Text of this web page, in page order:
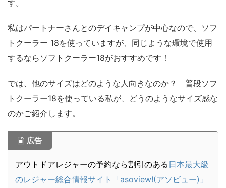
す。
私はパートナーさんとのデイキャンプが中心なので、ソフ
トクーラー 18を使っていますが、同じような環境で使用
するならソフトクーラー18がおすすめです！
では、他のサイズはどのような人向きなのか？ 普段ソフ
トクーラー18を使っている私が、どうのようなサイズ感な
のかご紹介します。
広告
アウトドアレジャーの予約なら割引のある 日本最大級
のレジャー総合情報サイト「asoview!(アソビュー)」